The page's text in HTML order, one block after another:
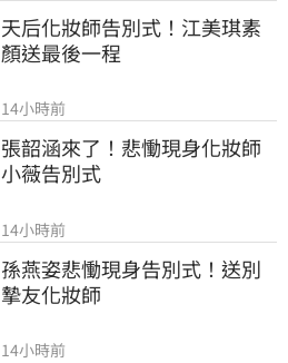
天后化妝師告別式！江美琪素
顏送最後一程
14小時前
張韶涵來了！悲慟現身化妝師
小薇告別式
14小時前
孫燕姿悲慟現身告別式！送別
摯友化妝師
14小時前